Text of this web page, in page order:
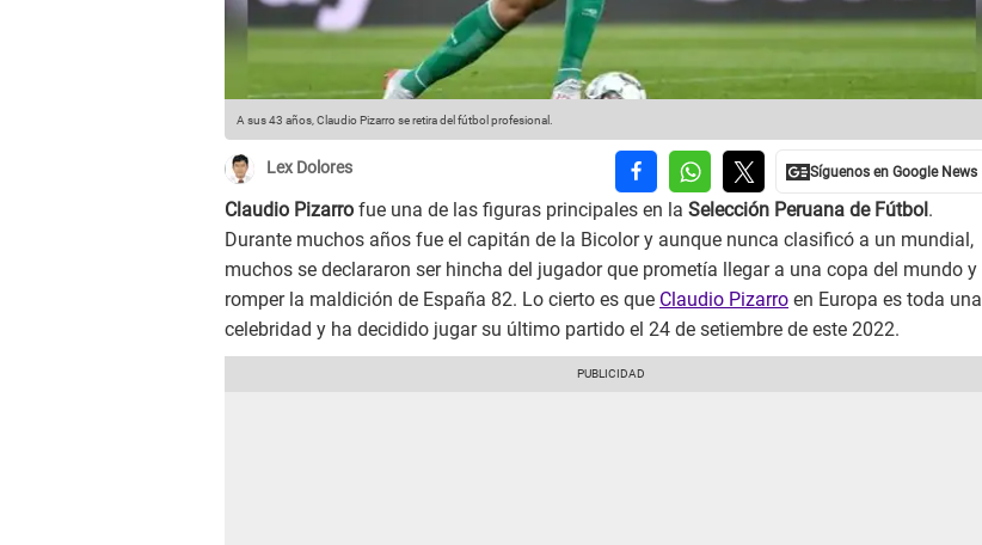
A sus 43 años, Claudio Pizarro se retira del fútbol profesional.
Lex Dolores
Claudio Pizarro fue una de las figuras principales en la Selección Peruana de Fútbol .
Durante muchos años fue el capitán de la Bicolor y aunque nunca clasificó a un mundial,
muchos se declararon ser hincha del jugador que prometía llegar a una copa del mundo y
romper la maldición de España 82. Lo cierto es que Claudio Pizarro en Europa es toda una
celebridad y ha decidido jugar su último partido el 24 de setiembre de este 2022.